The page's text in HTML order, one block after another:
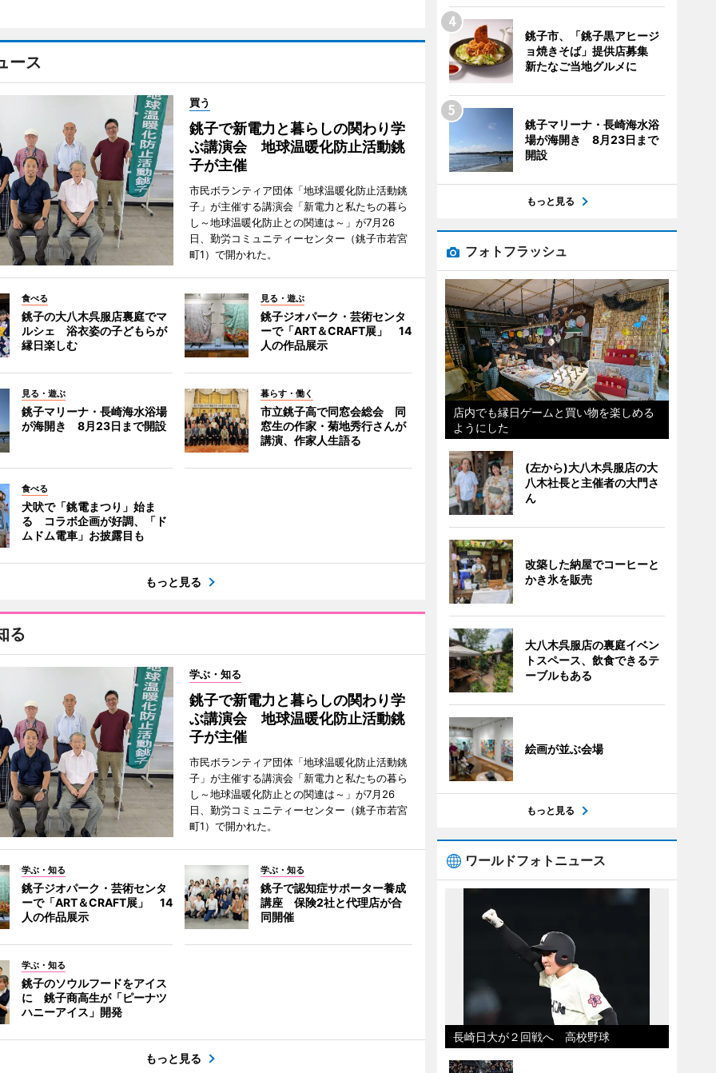
ース
買う
銚子で新電力と暮らしの関わり学
ぶ講演会 地球温暖化防止活動銚
子が主催
市民ボランティア団体「地球温暖化防止活動銚
子」が主催する講演会「新電力と私たちの暮ら
し～地球温暖化防止との関連は～」が7月26
日、勤労コミュニティーセンター（銚子市若宮
町1）で開かれた。
食べる
銚子の大八木呉服店裏庭でマ
ルシェ 浴衣姿の子どもらが
縁日楽しむ
見る・遊ぶ
銚子ジオパーク・芸術センタ
ーで「ART＆CRAFT展」 14
人の作品展示
見る・遊ぶ
銚子マリーナ・長崎海水浴場
が海開き 8月23日まで開設
暮らす・働く
市立銚子高で同窓会総会 同
窓生の作家・菊地秀行さんが
講演、作家人生語る
食べる
犬吠で「銚電まつり」始ま
る コラボ企画が好調、「ド
ムドム電車」お披露目も
もっと見る
る
学ぶ・知る
銚子で新電力と暮らしの関わり学
ぶ講演会 地球温暖化防止活動銚
子が主催
市民ボランティア団体「地球温暖化防止活動銚
子」が主催する講演会「新電力と私たちの暮ら
し～地球温暖化防止との関連は～」が7月26
日、勤労コミュニティーセンター（銚子市若宮
町1）で開かれた。
学ぶ・知る
銚子ジオパーク・芸術センタ
ーで「ART＆CRAFT展」 14
人の作品展示
学ぶ・知る
銚子で認知症サポーター養成
講座 保険2社と代理店が合
同開催
学ぶ・知る
銚子のソウルフードをアイス
に 銚子商高生が「ピーナツ
ハニーアイス」開発
もっと見る
銚子市、「銚子黒アヒージ
ョ焼きそば」提供店募集
新たなご当地グルメに
銚子マリーナ・長崎海水浴
場が海開き 8月23日まで
開設
もっと見る
フォトフラッシュ
店内でも縁日ゲームと買い物を楽しめる
ようにした
(左から)大八木呉服店の大
八木社長と主催者の大門さ
ん
改築した納屋でコーヒーと
かき氷を販売
大八木呉服店の裏庭イベン
トスペース、飲食できるテ
ーブルもある
絵画が並ぶ会場
もっと見る
ワールドフォトニュース
長崎日大が２回戦へ 高校野球